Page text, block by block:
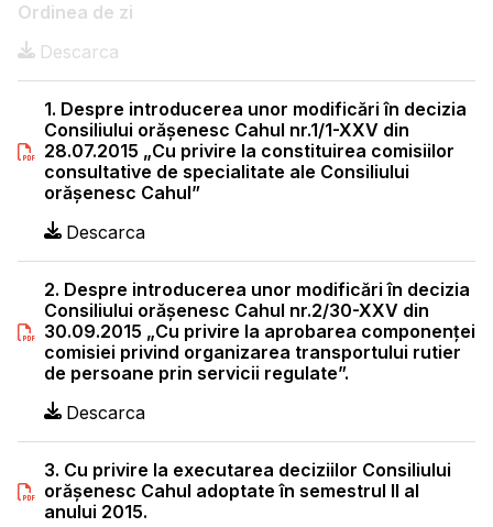
Ordinea de zi
Descarca
1. Despre introducerea unor modificări în decizia
Consiliului orăşenesc Cahul nr.1/1-XXV din
28.07.2015 „Cu privire la constituirea comisiilor
consultative de specialitate ale Consiliului
orăşenesc Cahul”
Descarca
2. Despre introducerea unor modificări în decizia
Consiliului orăşenesc Cahul nr.2/30-XXV din
30.09.2015 „Cu privire la aprobarea componenței
comisiei privind organizarea transportului rutier
de persoane prin servicii regulate”.
Descarca
3. Cu privire la executarea deciziilor Consiliului
orăşenesc Cahul adoptate în semestrul II al
anului 2015.